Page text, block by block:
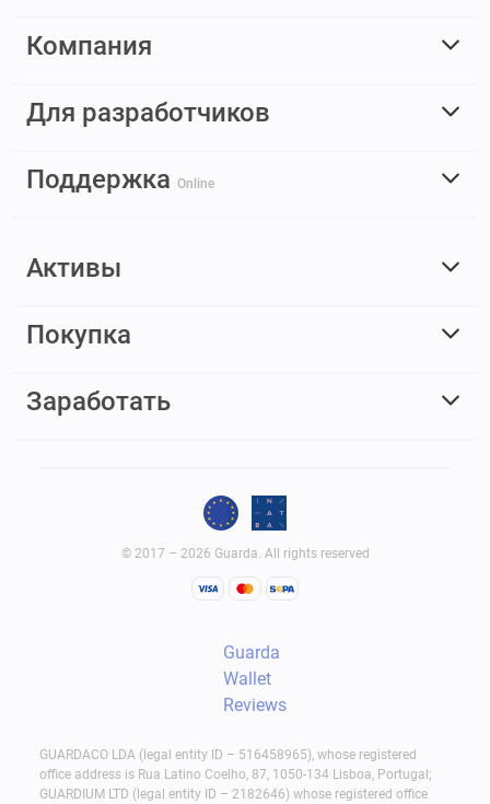
Компания
Для разработчиков
Поддержка Online
Активы
Покупка
Заработать
© 2017 – 2026 Guarda. All rights reserved
Guarda
Wallet
Reviews
GUARDACO LDA (legal entity ID – 516458965), whose registered
office address is Rua Latino Coelho, 87, 1050-134 Lisboa, Portugal;
GUARDIUM LTD (legal entity ID – 2182646) whose registered office